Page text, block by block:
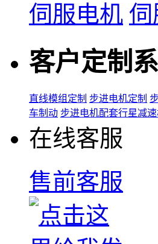
伺服电机
客户定制
直线模组定制 步进电机定制
车制动 步进电机配套行星减
在线客服
售前客服